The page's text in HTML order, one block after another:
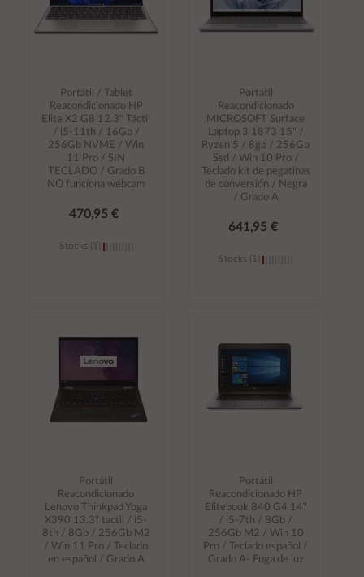
Portátil / Tablet
Reacondicionado HP
Elite X2 G8 12.3" Táctil
/ i5-11th / 16Gb /
256Gb NVME / Win
11 Pro / SIN
TECLADO / Grado B
NO funciona webcam
470,95 €
Stocks (1)
carrito
Portátil
Reacondicionado
MICROSOFT Surface
Laptop 3 1873 15" /
Ryzen 5 / 8gb / 256Gb
Ssd / Win 10 Pro /
Teclado kit de pegatinas
de conversión / Negra
/ Grado A
641,95 €
Stocks (1)
Portátil
Reacondicionado
Lenovo Thinkpad Yoga
X390 13.3" tactil / i5-
8th / 8Gb / 256Gb M2
/ Win 11 Pro / Teclado
en español / Grado A
Portátil
Reacondicionado HP
Elitebook 840 G4 14"
/ i5-7th / 8Gb /
256Gb M2 / Win 10
Pro / Teclado español /
Grado A- Fuga de luz